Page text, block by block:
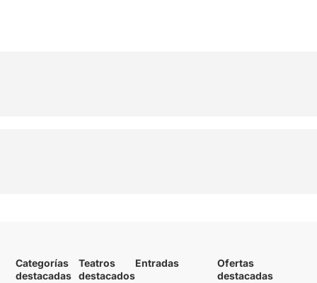
Categorías
destacadas
Teatros
destacados
Entradas
Ofertas
destacadas